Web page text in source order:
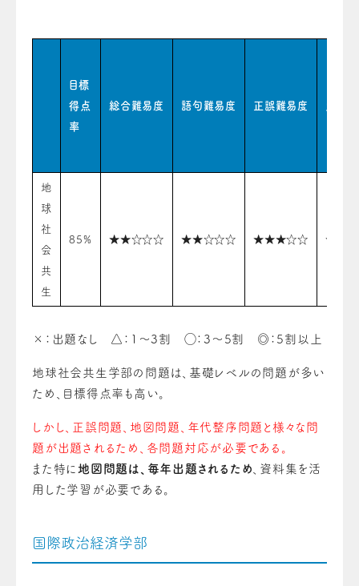
目標
得点
率
総合難易度 語句難易度 正誤難易度
地
球
社
会
共
生
85% ★★☆☆☆ ★★☆☆☆ ★★★☆☆
×：出題なし △：1〜3割 ◯：3〜5割 ◎：5割以上
地球社会共生学部の問題は、基礎レベルの問題が多い
ため、目標得点率も高い。
しかし、正誤問題、地図問題、年代整序問題と様々な問
題が出題されるため、各問題対応が必要である。
また特に 地図問題は、毎年出題されるため 、資料集を活
用した学習が必要である。
国際政治経済学部